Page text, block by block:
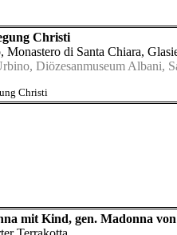
Christi
Monastero di Santa Chiara,
Diözesanmuseum Albani,
Christi
mit Kind, gen. Madonna